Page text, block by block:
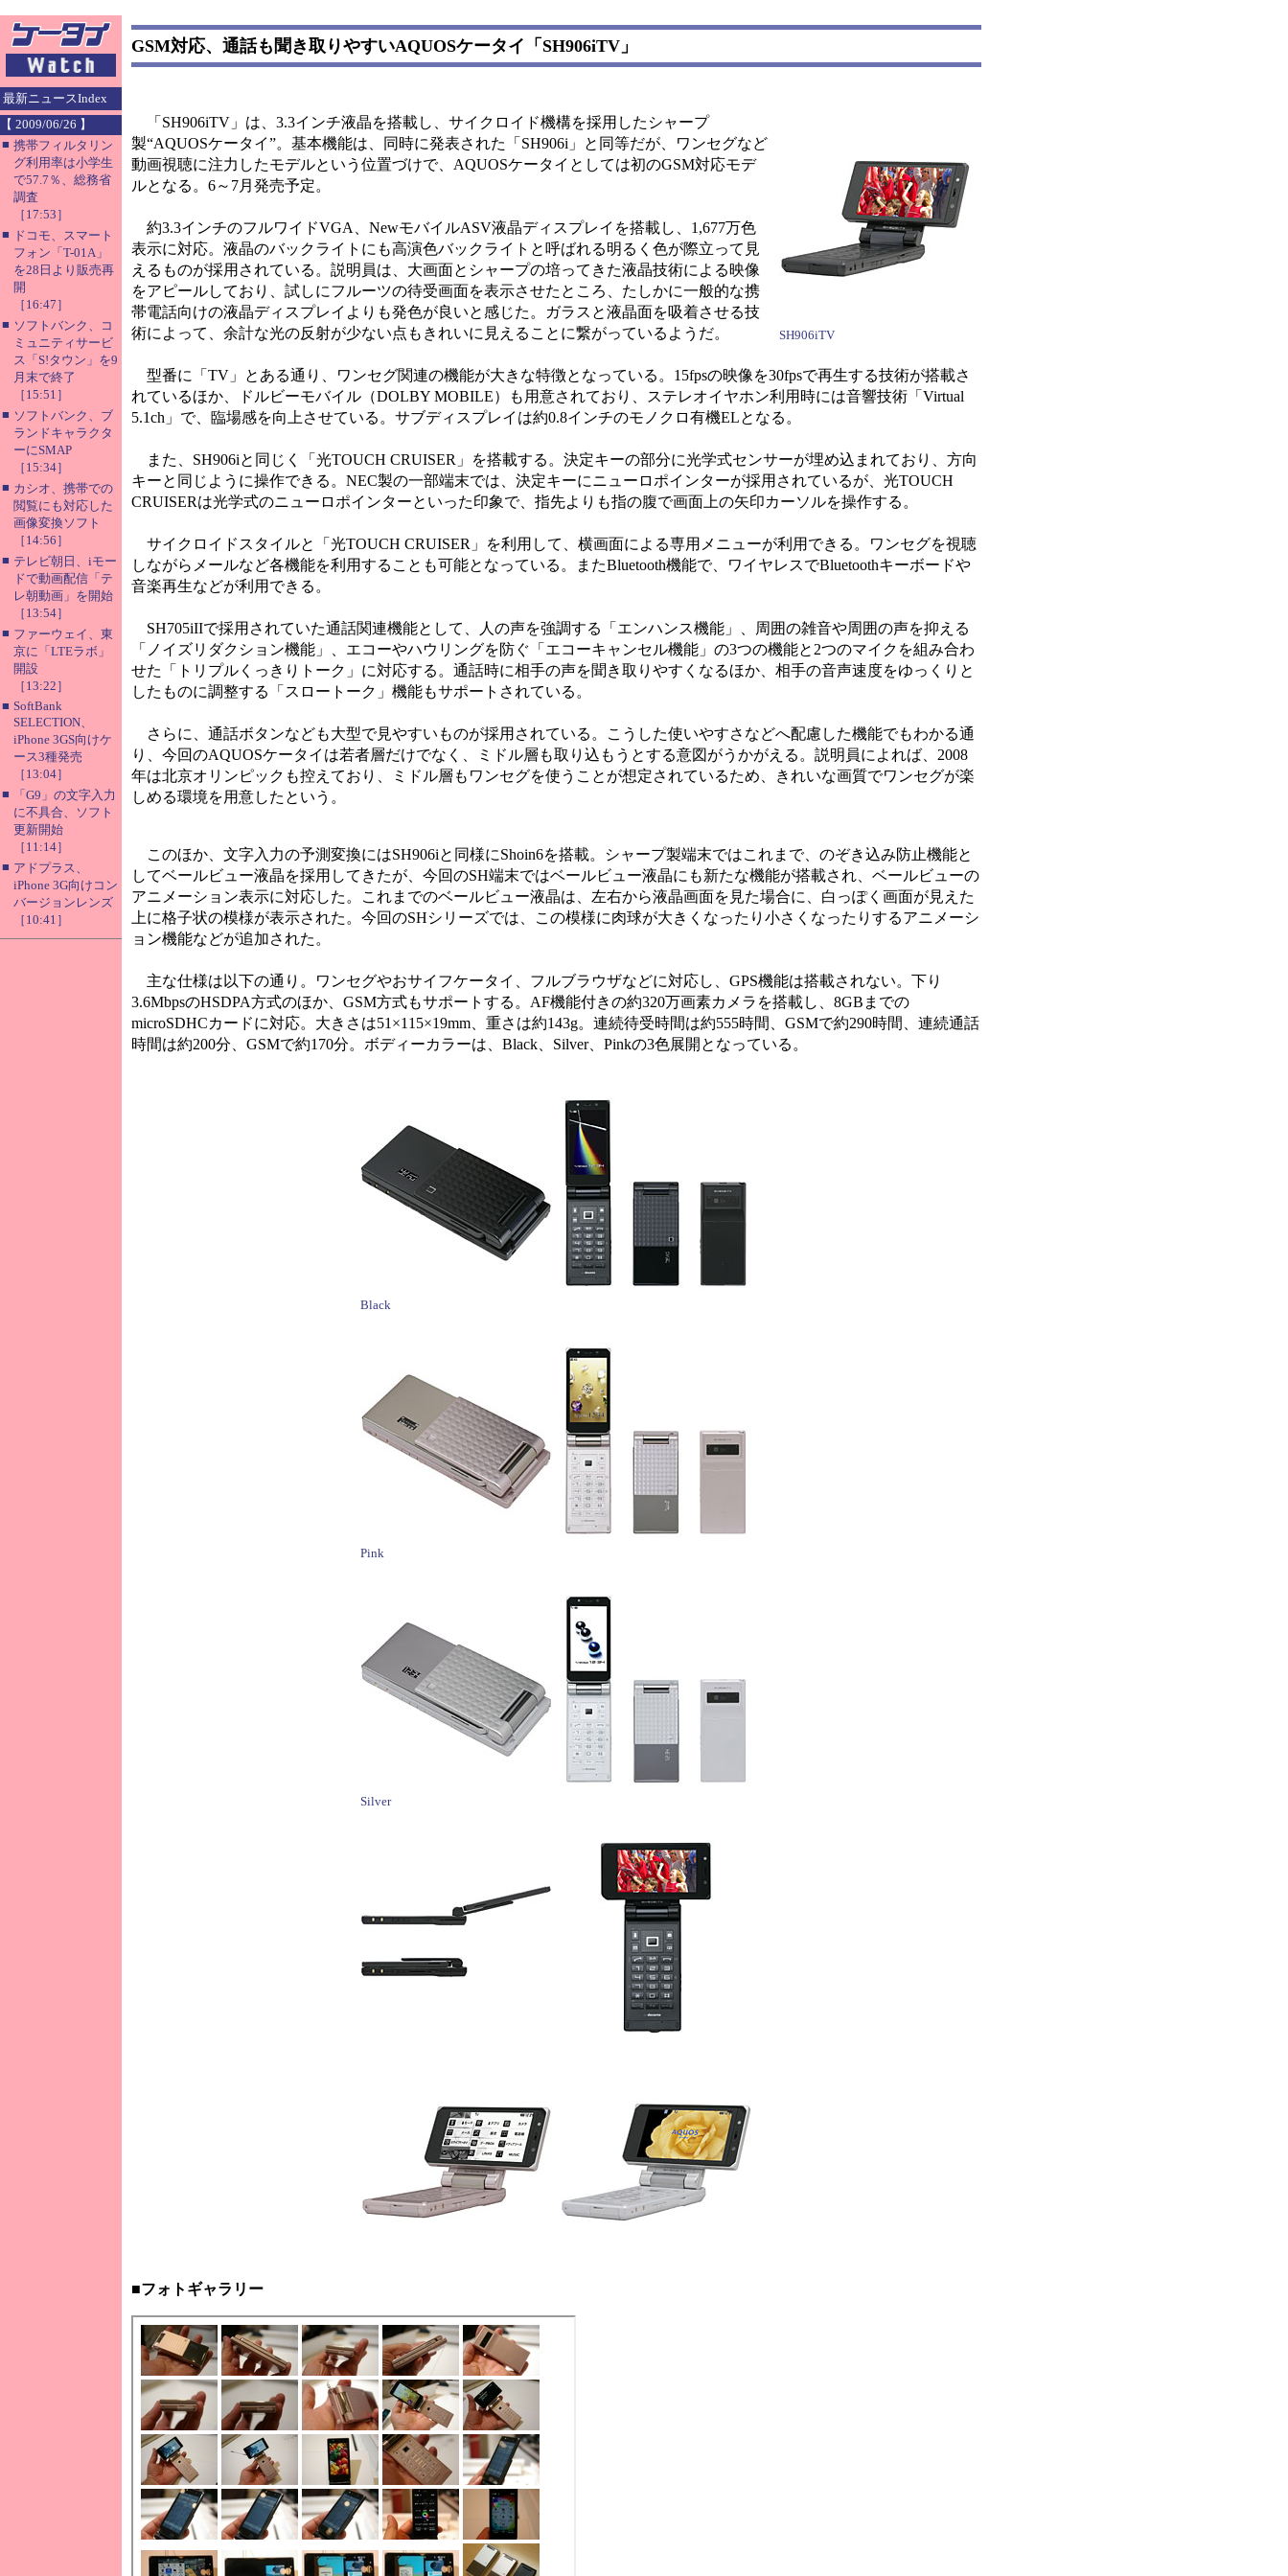
最新ニュースIndex
【 2009/06/26 】
■ 携帯フィルタリン
グ利用率は小学生
で57.7％、総務省
調査
［17:53］
■ ドコモ、スマート
フォン「T-01A」
を28日より販売再
開
［16:47］
■ ソフトバンク、コ
ミュニティサービ
ス「S!タウン」を9
月末で終了
［15:51］
■ ソフトバンク、ブ
ランドキャラクタ
ーにSMAP
［15:34］
■ カシオ、携帯での
閲覧にも対応した
画像変換ソフト
［14:56］
■ テレビ朝日、iモー
ドで動画配信「テ
レ朝動画」を開始
［13:54］
■ ファーウェイ、東
京に「LTEラボ」
開設
［13:22］
■ SoftBank
SELECTION、
iPhone 3GS向けケ
ース3種発売
［13:04］
■
「G9」の文字入力
に不具合、ソフト
更新開始
［11:14］
■ アドプラス、
iPhone 3G向けコン
バージョンレンズ
［10:41］
GSM対応、通話も聞き取りやすいAQUOSケータイ「SH906iTV」
SH906iTV
「SH906iTV」は、3.3インチ液晶を搭載し、サイクロイド機構を採用したシャープ
製“AQUOSケータイ”。基本機能は、同時に発表された「SH906i」と同等だが、ワンセグなど
動画視聴に注力したモデルという位置づけで、AQUOSケータイとしては初のGSM対応モデ
ルとなる。6～7月発売予定。
約3.3インチのフルワイドVGA、NewモバイルASV液晶ディスプレイを搭載し、1,677万色
表示に対応。液晶のバックライトにも高演色バックライトと呼ばれる明るく色が際立って見
えるものが採用されている。説明員は、大画面とシャープの培ってきた液晶技術による映像
をアピールしており、試しにフルーツの待受画面を表示させたところ、たしかに一般的な携
帯電話向けの液晶ディスプレイよりも発色が良いと感じた。ガラスと液晶面を吸着させる技
術によって、余計な光の反射が少ない点もきれいに見えることに繋がっているようだ。
型番に「TV」とある通り、ワンセグ関連の機能が大きな特徴となっている。15fpsの映像を30fpsで再生する技術が搭載さ
れているほか、ドルビーモバイル（DOLBY MOBILE）も用意されており、ステレオイヤホン利用時には音響技術「Virtual
5.1ch」で、臨場感を向上させている。サブディスプレイは約0.8インチのモノクロ有機ELとなる。
また、SH906iと同じく「光TOUCH CRUISER」を搭載する。決定キーの部分に光学式センサーが埋め込まれており、方向
キーと同じように操作できる。NEC製の一部端末では、決定キーにニューロポインターが採用されているが、光TOUCH
CRUISERは光学式のニューロポインターといった印象で、指先よりも指の腹で画面上の矢印カーソルを操作する。
サイクロイドスタイルと「光TOUCH CRUISER」を利用して、横画面による専用メニューが利用できる。ワンセグを視聴
しながらメールなど各機能を利用することも可能となっている。またBluetooth機能で、ワイヤレスでBluetoothキーボードや
音楽再生などが利用できる。
SH705iIIで採用されていた通話関連機能として、人の声を強調する「エンハンス機能」、周囲の雑音や周囲の声を抑える
「ノイズリダクション機能」、エコーやハウリングを防ぐ「エコーキャンセル機能」の3つの機能と2つのマイクを組み合わ
せた「トリプルくっきりトーク」に対応する。通話時に相手の声を聞き取りやすくなるほか、相手の音声速度をゆっくりと
したものに調整する「スロートーク」機能もサポートされている。
さらに、通話ボタンなども大型で見やすいものが採用されている。こうした使いやすさなどへ配慮した機能でもわかる通
り、今回のAQUOSケータイは若者層だけでなく、ミドル層も取り込もうとする意図がうかがえる。説明員によれば、2008
年は北京オリンピックも控えており、ミドル層もワンセグを使うことが想定されているため、きれいな画質でワンセグが楽
しめる環境を用意したという。
このほか、文字入力の予測変換にはSH906iと同様にShoin6を搭載。シャープ製端末ではこれまで、のぞき込み防止機能と
してベールビュー液晶を採用してきたが、今回のSH端末ではベールビュー液晶にも新たな機能が搭載され、ベールビューの
アニメーション表示に対応した。これまでのベールビュー液晶は、左右から液晶画面を見た場合に、白っぽく画面が見えた
上に格子状の模様が表示された。今回のSHシリーズでは、この模様に肉球が大きくなったり小さくなったりするアニメーシ
ョン機能などが追加された。
主な仕様は以下の通り。ワンセグやおサイフケータイ、フルブラウザなどに対応し、GPS機能は搭載されない。下り
3.6MbpsのHSDPA方式のほか、GSM方式もサポートする。AF機能付きの約320万画素カメラを搭載し、8GBまでの
microSDHCカードに対応。大きさは51×115×19mm、重さは約143g。連続待受時間は約555時間、GSMで約290時間、連続通話
時間は約200分、GSMで約170分。ボディーカラーは、Black、Silver、Pinkの3色展開となっている。
Black
Pink
Silver
■フォトギャラリー